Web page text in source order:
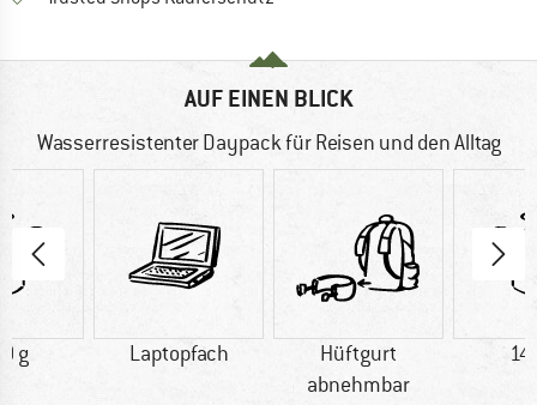
AUF EINEN BLICK
Wasserresistenter Daypack für Reisen und den Alltag
g Laptopfach
Hüftgurt
abnehmbar